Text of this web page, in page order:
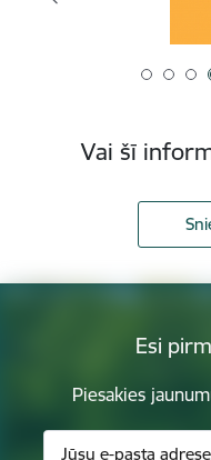
Vai šī
Esi
Piesakies